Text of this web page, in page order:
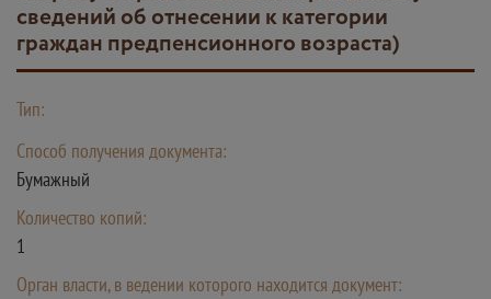
сведений об отнесении к категории
граждан предпенсионного возраста)
Тип:
Способ получения документа:
Бумажный
Количество копий:
1
Орган власти, в ведении которого находится документ: